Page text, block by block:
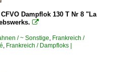
Régiolis·
Dampflok 130 T Nr 8 "La

/ ~ Sonstige, Frankreich /
, Frankreich / Dampfloks |